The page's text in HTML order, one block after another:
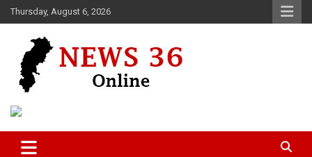
Skip
to
Thursday, August 6, 2026
News 36